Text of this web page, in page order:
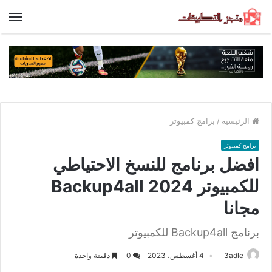
الرئيسية / برامج كمبيوتر
برامج كمبيوتر
افضل برنامج للنسخ الاحتياطي
للكمبيوتر Backup4all 2024
مجانا
برنامج Backup4all للكمبيوتر
3adle 4 أغسطس، 2023 دقيقة واحدة